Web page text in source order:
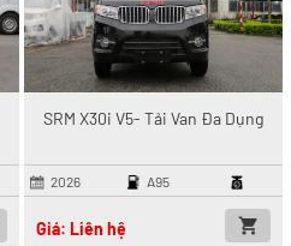
SRM X30i V5- Tải Van Đa Dụng
2026 A95
Giá: Liên hệ